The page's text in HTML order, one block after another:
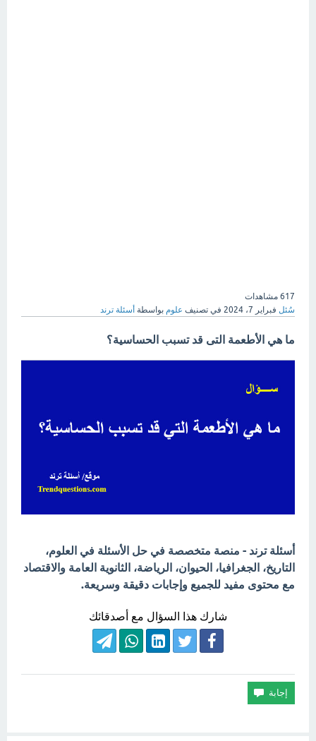
617 مشاهدات
سُئل فبراير 7، 2024 في تصنيف علوم بواسطة أسئلة ترند
ما هي الأطعمة التى قد تسبب الحساسية؟
أسئلة ترند - منصة متخصصة في حل الأسئلة في العلوم،
التاريخ، الجغرافيا، الحيوان، الرياضة، الثانوية العامة والاقتصاد
مع محتوى مفيد للجميع وإجابات دقيقة وسريعة.
شارك هذا السؤال مع أصدقائك